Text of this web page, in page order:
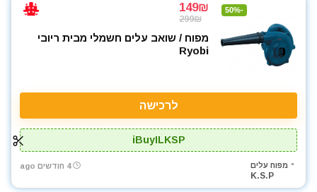
-50%
149₪
299₪
מפוח / שואב עלים חשמלי מבית ריובי
Ryobi
לרכישה
iBuyILKSP
מפוח עלים
K.S.P
4 חודשים ago